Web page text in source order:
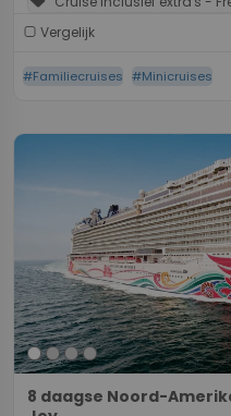
Vergelijk
#Familiecruises #Minicruises
8 daagse Noord-